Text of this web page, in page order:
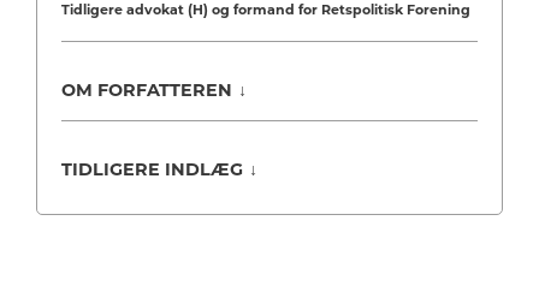
Tidligere advokat (H) og formand for Retspolitisk Forening
OM FORFATTEREN ↓
TIDLIGERE INDLÆG ↓